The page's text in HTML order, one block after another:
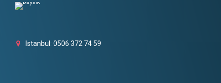
İstanbul: 0506 372 74 59